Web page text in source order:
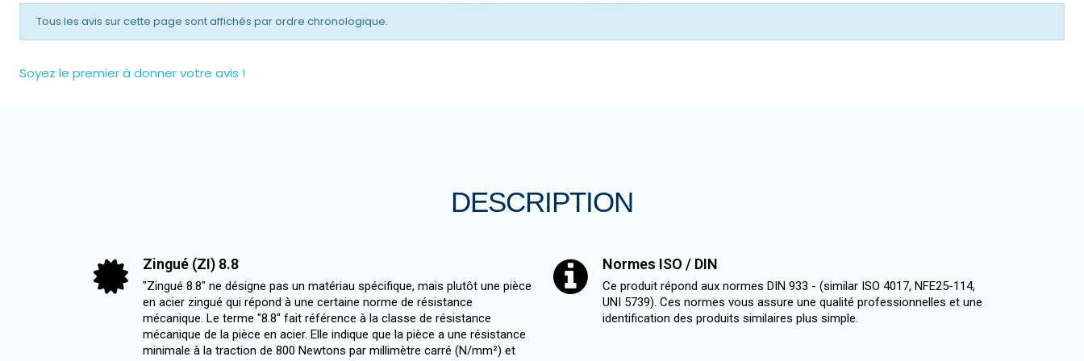
Tous les avis sur cette page sont affichés par ordre chronologique.
Soyez le premier à donner votre avis !
DESCRIPTION
Zingué (ZI) 8.8
"Zingué 8.8" ne désigne pas un matériau spécifique, mais plutôt une pièce
en acier zingué qui répond à une certaine norme de résistance
mécanique. Le terme "8.8" fait référence à la classe de résistance
mécanique de la pièce en acier. Elle indique que la pièce a une résistance
minimale à la traction de 800 Newtons par millimètre carré (N/mm²) et
Normes ISO / DIN
Ce produit répond aux normes DIN 933 - (similar ISO 4017, NFE25-114,
UNI 5739). Ces normes vous assure une qualité professionnelles et une
identification des produits similaires plus simple.